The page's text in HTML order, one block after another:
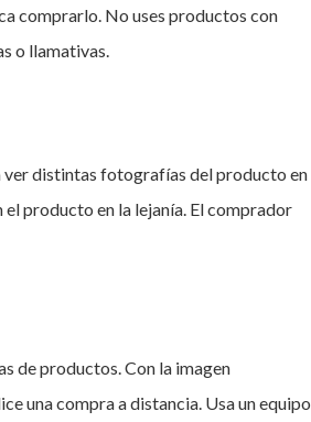
comprarlo. No uses productos con
o llamativas.
ver distintas fotografías del producto en
producto en la lejanía. El comprador
de productos. Con la imagen
una compra a distancia. Usa un equipo